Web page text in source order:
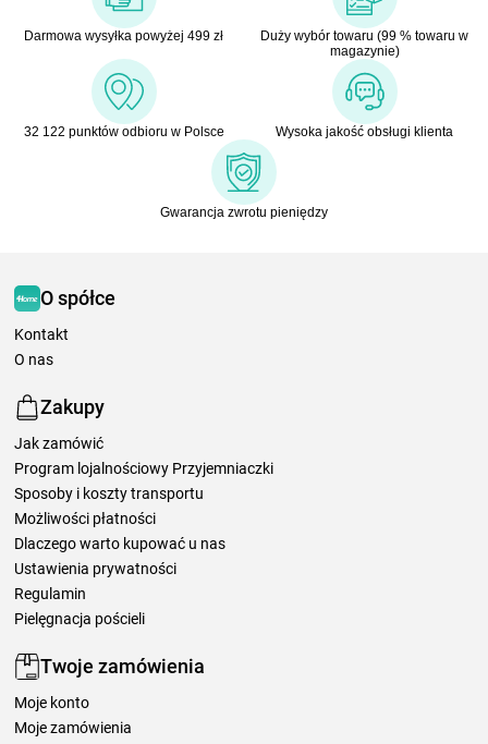
Darmowa wysyłka powyżej 499 zł
Duży wybór towaru (99 % towaru w
magazynie)
32 122 punktów odbioru w Polsce Wysoka jakość obsługi klienta
Gwarancja zwrotu pieniędzy
O spółce
Kontakt
O nas
Zakupy
Jak zamówić
Program lojalnościowy Przyjemniaczki
Sposoby i koszty transportu
Możliwości płatności
Dlaczego warto kupować u nas
Ustawienia prywatności
Regulamin
Pielęgnacja pościeli
Twoje zamówienia
Moje konto
Moje zamówienia